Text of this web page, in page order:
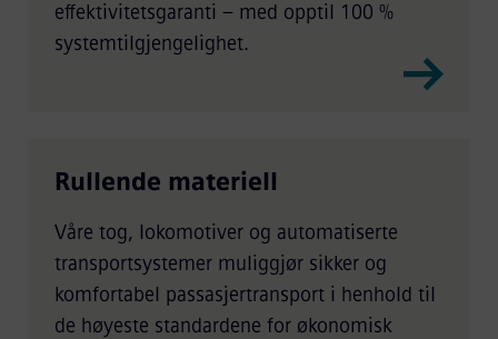
effektivitetsgaranti – med opptil 100 %
systemtilgjengelighet.
Rullende materiell
Våre tog, lokomotiver og automatiserte
transportsystemer muliggjør sikker og
komfortabel passasjertransport i henhold til
de høyeste standardene for økonomisk